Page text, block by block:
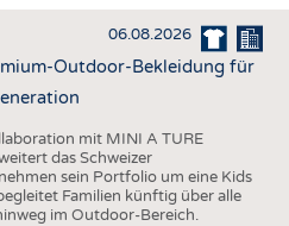
STATISTICS
06.08.2026
Outdoor-Bekleidung für
mit MINI A TURE
das Schweizer
sein Portfolio um eine Kids
Familien künftig über alle
im Outdoor-Bereich.